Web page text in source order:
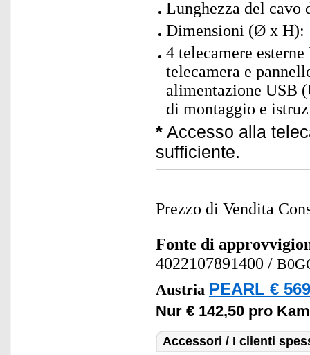
Lunghezza del cavo
Dimensioni (Ø x H):
4 telecamere
telecamera e
alimentazione USB
di montaggio e
* Accesso alla
sufficiente.
Prezzo di Vendita
Fonte di
4022107891400 /
Austria PEARL €
Nur € 142,50 pro
Accessori / I clienti